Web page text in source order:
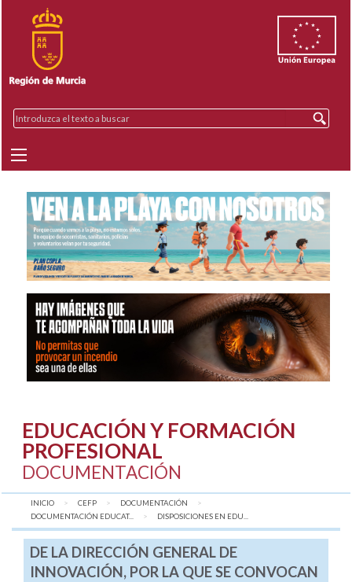
EDUCACIÓN Y FORMACIÓN
PROFESIONAL
DOCUMENTACIÓN
INICIO CEFP
DOCUMENTACIÓN
DOCUMENTACIÓN EDUCAT...
AQUÍ:
DISPOSICIONES EN EDU...
DE LA DIRECCIÓN GENERAL DE
INNOVACIÓN, POR LA QUE SE CONVOCAN